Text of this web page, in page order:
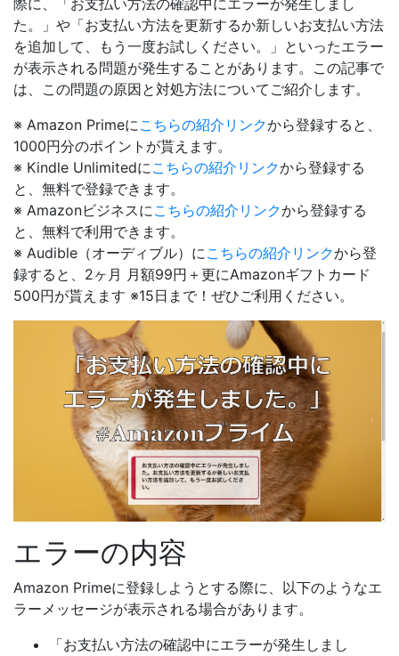
際に、「お支払い方法の確認中にエラーが発生しまし
た。」や「お支払い方法を更新するか新しいお支払い方法
を追加して、もう一度お試しください。」といったエラー
が表示される問題が発生することがあります。この記事で
は、この問題の原因と対処方法についてご紹介します。
※ Amazon Primeにこちらの紹介リンクから登録すると、
1000円分のポイントが貰えます。
※ Kindle Unlimitedにこちらの紹介リンクから登録する
と、無料で登録できます。
※ Amazonビジネスにこちらの紹介リンクから登録する
と、無料で利用できます。
※ Audible（オーディブル）にこちらの紹介リンクから登
録すると、2ヶ月 月額99円＋更にAmazonギフトカード
500円が貰えます ※15日まで！ぜひご利用ください。
エラーの内容
Amazon Primeに登録しようとする際に、以下のようなエ
ラーメッセージが表示される場合があります。
「お支払い方法の確認中にエラーが発生しまし